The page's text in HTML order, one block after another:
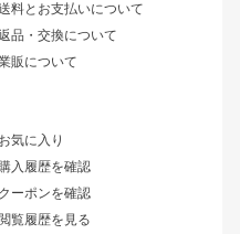
料とお支払いについて
品・交換について
販について
お気に入り
入履歴を確認
クーポンを確認
閲覧履歴を見る
リスト
アラ
ルテッツァ
ンビア
ーシングライン
タックライン
トリームライン